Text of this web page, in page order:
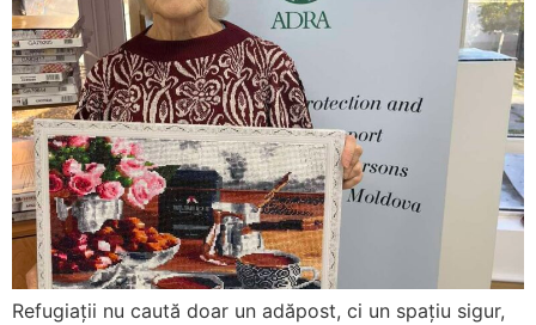
Refugiații nu caută doar un adăpost, ci un spațiu sigur,